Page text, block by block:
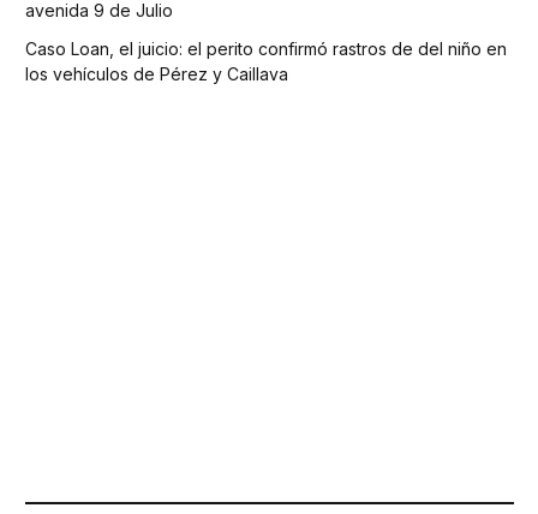
avenida 9 de Julio
Caso Loan, el juicio: el perito confirmó rastros de del niño en
los vehículos de Pérez y Caillava